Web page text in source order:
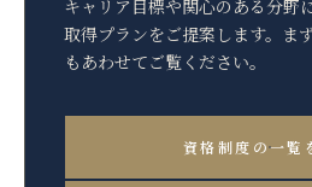
キャリア目標や関心のある分野
取得プランをご提案します。ま
もあわせてご覧ください。
資格制度の一覧